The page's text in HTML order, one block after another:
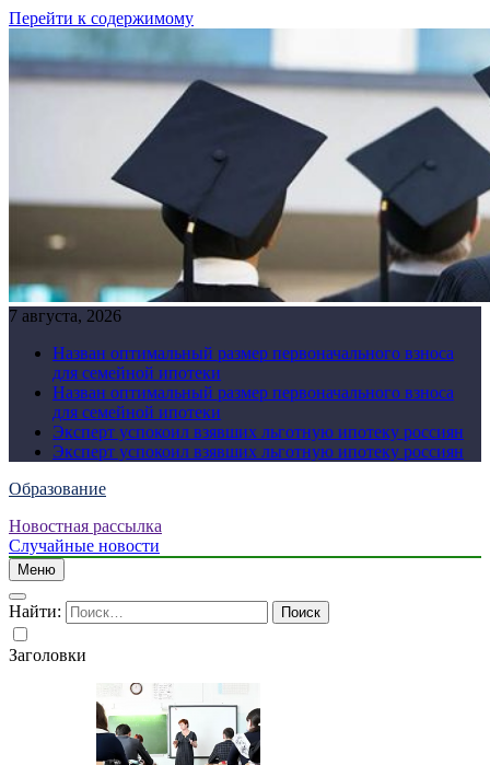
Перейти к содержимому
7 августа, 2026
Назван оптимальный размер первоначального взноса
для семейной ипотеки
Назван оптимальный размер первоначального взноса
для семейной ипотеки
Эксперт успокоил взявших льготную ипотеку россиян
Эксперт успокоил взявших льготную ипотеку россиян
Образование
Новостная рассылка
Случайные новости
Меню
Найти:
Заголовки